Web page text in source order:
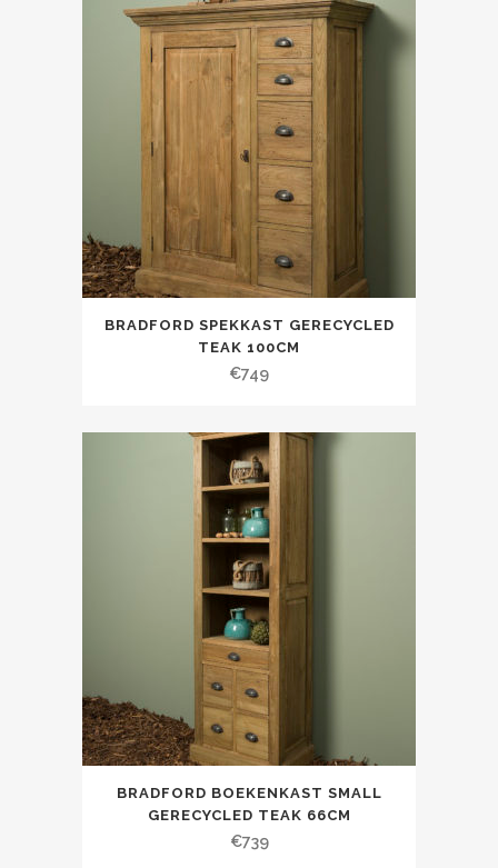
BRADFORD SPEKKAST GERECYCLED
TEAK 100CM
€749
BRADFORD BOEKENKAST SMALL
GERECYCLED TEAK 66CM
€739